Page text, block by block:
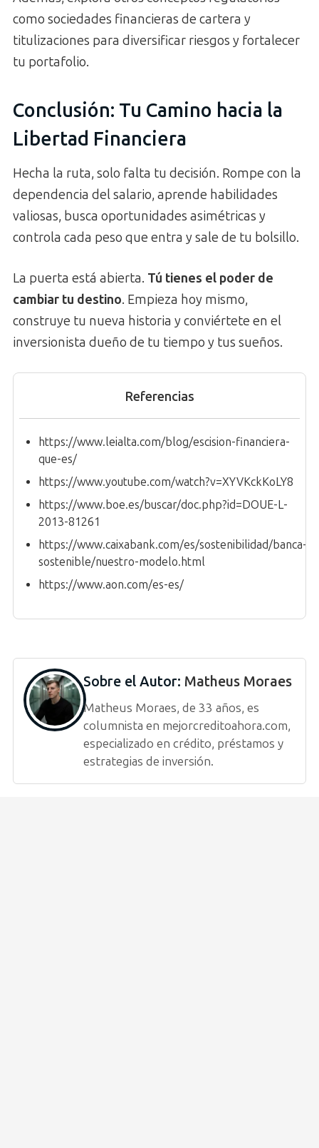
como sociedades financieras de cartera y
titulizaciones para diversificar riesgos y fortalecer
tu portafolio.
Conclusión: Tu Camino hacia la
Libertad Financiera
Hecha la ruta, solo falta tu decisión. Rompe con la
dependencia del salario, aprende habilidades
valiosas, busca oportunidades asimétricas y
controla cada peso que entra y sale de tu bolsillo.
La puerta está abierta. Tú tienes el poder de
cambiar tu destino. Empieza hoy mismo,
construye tu nueva historia y conviértete en el
inversionista dueño de tu tiempo y tus sueños.
Referencias
https://www.leialta.com/blog/escision-financiera-
que-es/
https://www.youtube.com/watch?v=XYVKckKoLY8
https://www.boe.es/buscar/doc.php?id=DOUE-L-
2013-81261
https://www.caixabank.com/es/sostenibilidad/banca-
sostenible/nuestro-modelo.html
https://www.aon.com/es-es/
Sobre el Autor: Matheus Moraes
Matheus Moraes, de 33 años, es
columnista en mejorcreditoahora.com,
especializado en crédito, préstamos y
estrategias de inversión.